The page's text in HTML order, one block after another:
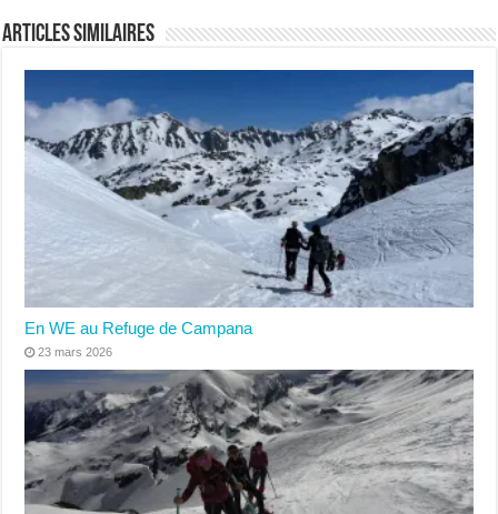
Articles similaires
En WE au Refuge de Campana
23 mars 2026